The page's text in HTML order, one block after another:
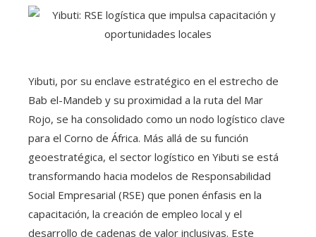
Yibuti, por su enclave estratégico en el estrecho de
Bab el-Mandeb y su proximidad a la ruta del Mar
Rojo, se ha consolidado como un nodo logístico clave
para el Corno de África. Más allá de su función
geoestratégica, el sector logístico en Yibuti se está
transformando hacia modelos de Responsabilidad
Social Empresarial (RSE) que ponen énfasis en la
capacitación, la creación de empleo local y el
desarrollo de cadenas de valor inclusivas. Este